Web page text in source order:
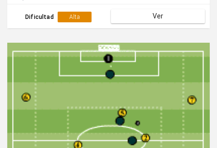
jugadores.Realizar el juego de manera continuada.
Dificultad Alta Ver